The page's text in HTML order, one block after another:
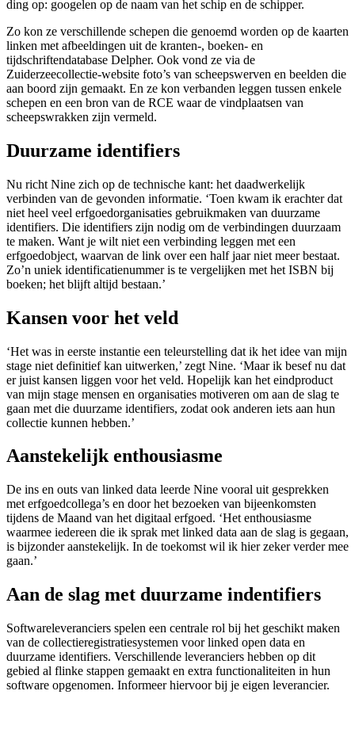
ding op: googelen op de naam van het schip en de schipper.
Zo kon ze verschillende schepen die genoemd worden op de kaarten
linken met afbeeldingen uit de kranten-, boeken- en
tijdschriftendatabase Delpher. Ook vond ze via de
Zuiderzeecollectie-website foto’s van scheepswerven en beelden die
aan boord zijn gemaakt. En ze kon verbanden leggen tussen enkele
schepen en een bron van de RCE waar de vindplaatsen van
scheepswrakken zijn vermeld.
Duurzame identifiers
Nu richt Nine zich op de technische kant: het daadwerkelijk
verbinden van de gevonden informatie. ‘Toen kwam ik erachter dat
niet heel veel erfgoedorganisaties gebruikmaken van duurzame
identifiers. Die identifiers zijn nodig om de verbindingen duurzaam
te maken. Want je wilt niet een verbinding leggen met een
erfgoedobject, waarvan de link over een half jaar niet meer bestaat.
Zo’n uniek identificatienummer is te vergelijken met het ISBN bij
boeken; het blijft altijd bestaan.’
Kansen voor het veld
‘Het was in eerste instantie een teleurstelling dat ik het idee van mijn
stage niet definitief kan uitwerken,’ zegt Nine. ‘Maar ik besef nu dat
er juist kansen liggen voor het veld. Hopelijk kan het eindproduct
van mijn stage mensen en organisaties motiveren om aan de slag te
gaan met die duurzame identifiers, zodat ook anderen iets aan hun
collectie kunnen hebben.’
Aanstekelijk enthousiasme
De ins en outs van linked data leerde Nine vooral uit gesprekken
met erfgoedcollega’s en door het bezoeken van bijeenkomsten
tijdens de Maand van het digitaal erfgoed. ‘Het enthousiasme
waarmee iedereen die ik sprak met linked data aan de slag is gegaan,
is bijzonder aanstekelijk. In de toekomst wil ik hier zeker verder mee
gaan.’
Aan de slag met duurzame indentifiers
Softwareleveranciers spelen een centrale rol bij het geschikt maken
van de collectieregistratiesystemen voor linked open data en
duurzame identifiers. Verschillende leveranciers hebben op dit
gebied al flinke stappen gemaakt en extra functionaliteiten in hun
software opgenomen. Informeer hiervoor bij je eigen leverancier.